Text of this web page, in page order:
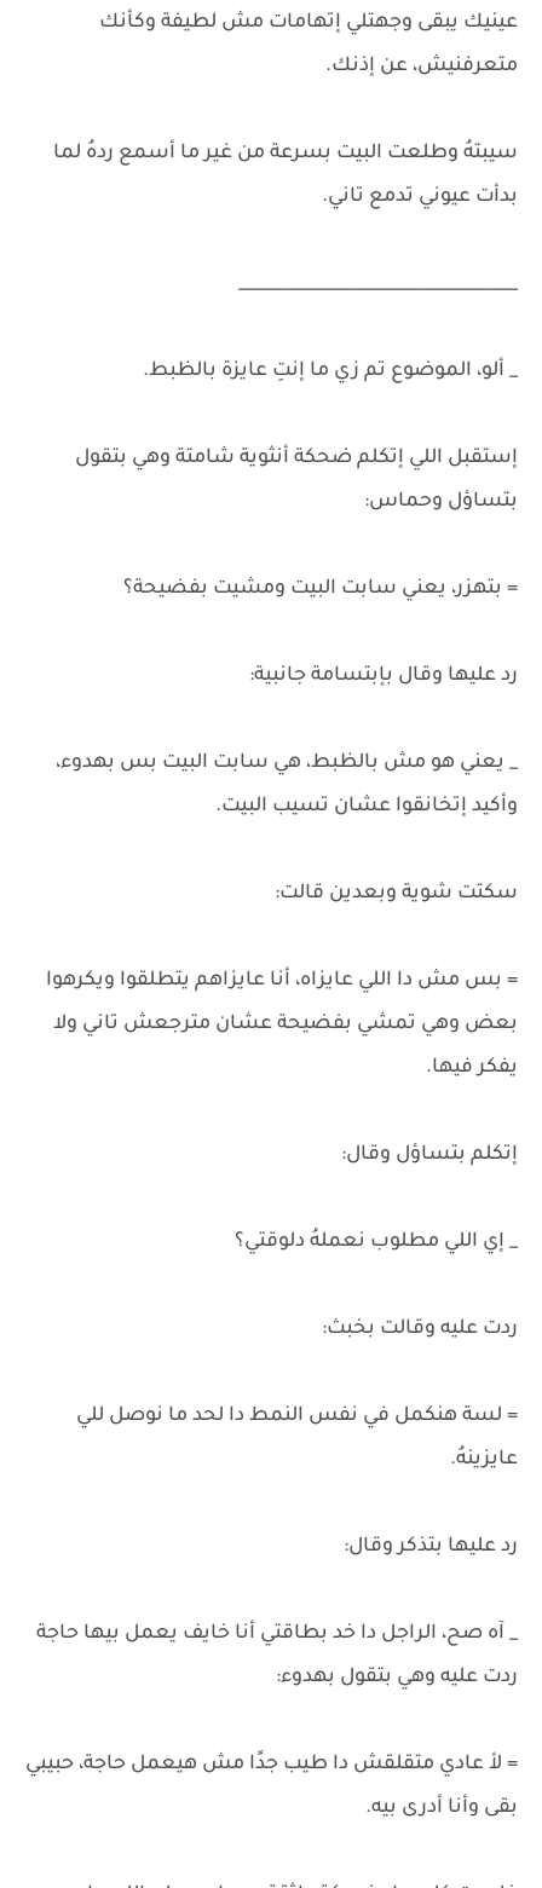
عينيك يبقى وجهتلي إتهامات مش لطيفة وكأنك
متعرفنيش، عن إذنك.
سيبتهُ وطلعت البيت بسرعة من غير ما أسمع ردهُ لما
بدأت عيوني تدمع تاني.
_________________________________
_ ألو، الموضوع تم زي ما إنتِ عايزة بالظبط.
إستقبل اللي إتكلم ضحكة أنثوية شامتة وهي بتقول
بتساؤل وحماس:
= بتهزر، يعني سابت البيت ومشيت بفضيحة؟
رد عليها وقال بإبتسامة جانبية:
_ يعني هو مش بالظبط، هي سابت البيت بس بهدوء،
وأكيد إتخانقوا عشان تسيب البيت.
سكتت شوية وبعدين قالت:
= بس مش دا اللي عايزاه، أنا عايزاهم يتطلقوا ويكرهوا
بعض وهي تمشي بفضيحة عشان مترجعش تاني ولا
يفكر فيها.
إتكلم بتساؤل وقال:
_ إي اللي مطلوب نعملهُ دلوقتي؟
ردت عليه وقالت بخبث:
= لسة هنكمل في نفس النمط دا لحد ما نوصل للي
عايزينهُ.
رد عليها بتذكر وقال:
_ آه صح، الراجل دا خد بطاقتي أنا خايف يعمل بيها حاجة
ردت عليه وهي بتقول بهدوء:
= لأ عادي متقلقش دا طيب جدًا مش هيعمل حاجة، حبيبي
بقى وأنا أدرى بيه.